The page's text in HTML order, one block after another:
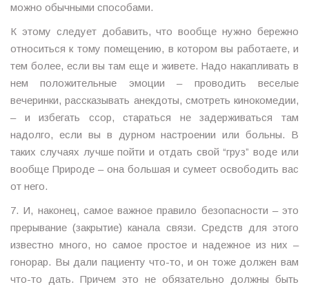
можно обычными способами.
К этому следует добавить, что вообще нужно бережно
относиться к тому помещению, в котором вы работаете, и
тем более, если вы там еще и живете. Надо накапливать в
нем положительные эмоции – проводить веселые
вечеринки, рассказывать анекдоты, смотреть кинокомедии,
– и избегать ссор, стараться не задерживаться там
надолго, если вы в дурном настроении или больны. В
таких случаях лучше пойти и отдать свой “груз” воде или
вообще Природе – она большая и сумеет освободить вас
от него.
7. И, наконец, самое важное правило безопасности – это
прерывание (закрытие) канала связи. Средств для этого
известно много, но самое простое и надежное из них –
гонорар. Вы дали пациенту что-то, и он тоже должен вам
что-то дать. Причем это не обязательно должны быть